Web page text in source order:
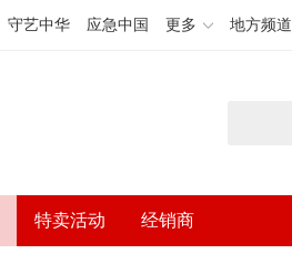
守艺中华 应急中国 更多 地方频道
特卖活动 经销商